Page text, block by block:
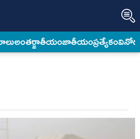
అంత‌ర్జాతీయంజాతీయంప్రత్యేకం